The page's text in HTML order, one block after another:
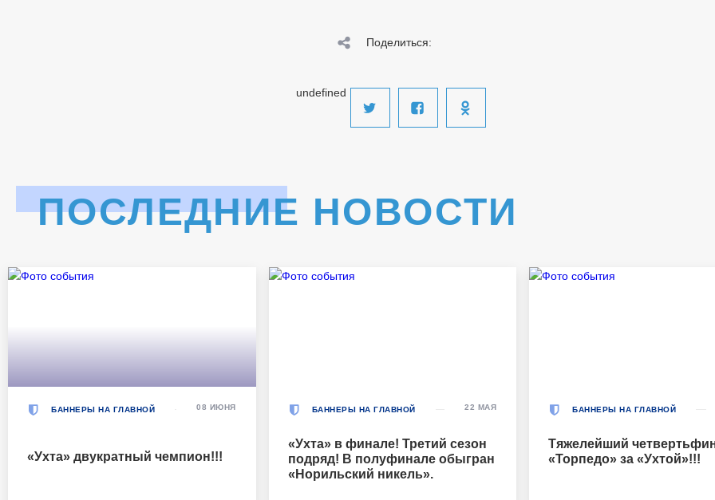
Поделиться:
undefined
ПОСЛЕДНИЕ НОВОСТИ
БАННЕРЫ НА ГЛАВНОЙ
«Ухта» двукратный чемпион!!!
08 ИЮНЯ БАННЕРЫ НА ГЛАВНОЙ
«Ухта» в финале! Третий сезон
подряд! В полуфинале обыгран
«Норильский никель».
22 МАЯ БАННЕРЫ НА ГЛАВНОЙ
Тяжелейший
«Торпедо» за «Ухтой»!!!